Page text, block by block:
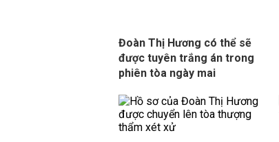
Đoàn Thị Hương có thể sẽ
được tuyên trắng án trong
phiên tòa ngày mai